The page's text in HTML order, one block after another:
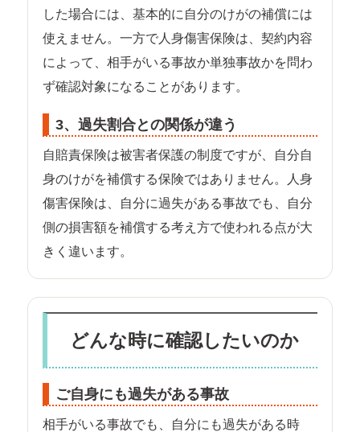
した場合には、基本的に自分のけがの補償には
使えません。一方で人身傷害保険は、契約内容
によって、相手がいる事故か単独事故かを問わ
ず確認対象になることがあります。
3、過失割合との関係が違う
自賠責保険は被害者保護の制度ですが、自分自
身のけがを補償する保険ではありません。人身
傷害保険は、自分に過失がある事故でも、自分
側の損害額を補償する考え方で使われる点が大
きく違います。
どんな時に確認したいのか
ご自身にも過失がある事故
相手がいる事故でも、自分にも過失がある時